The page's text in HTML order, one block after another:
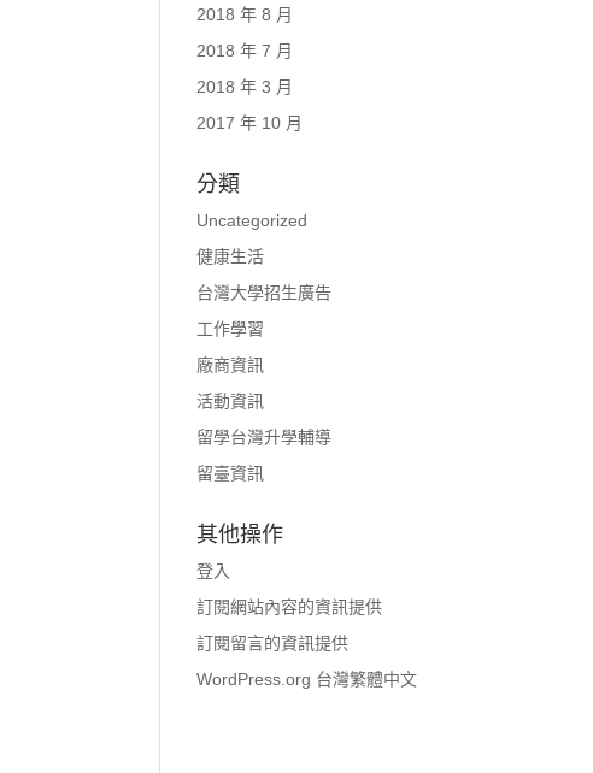
2018 年 8 月
2018 年 7 月
2018 年 3 月
2017 年 10 月
分類
Uncategorized
健康生活
台灣大學招生廣告
工作學習
廠商資訊
活動資訊
留學台灣升學輔導
留臺資訊
其他操作
登入
訂閱網站內容的資訊提供
訂閱留言的資訊提供
WordPress.org 台灣繁體中文